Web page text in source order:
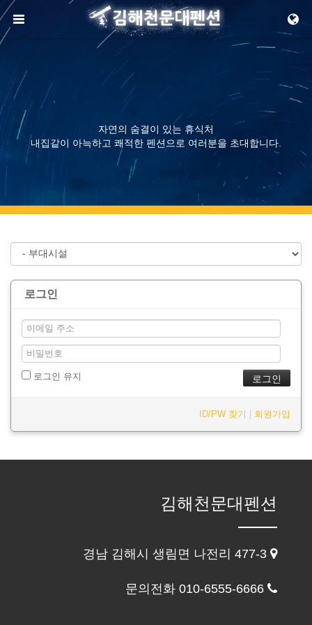
메뉴 건너뛰기
자연의 숨결이 있는 휴식처
내집같이 아늑하고 쾌적한 펜션으로 여러분을 초대합니다.
로그인
로그인 유지
ID/PW 찾기 회원가입
김해천문대펜션
경남 김해시 생림면 나전리 477-3
문의전화 010-6555-6666